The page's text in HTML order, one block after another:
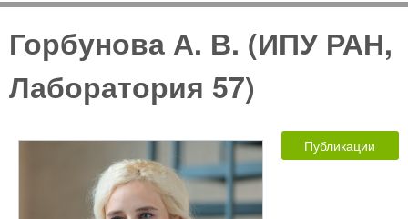
Горбунова А. В. (ИПУ РАН,
Лаборатория 57)
Публикации